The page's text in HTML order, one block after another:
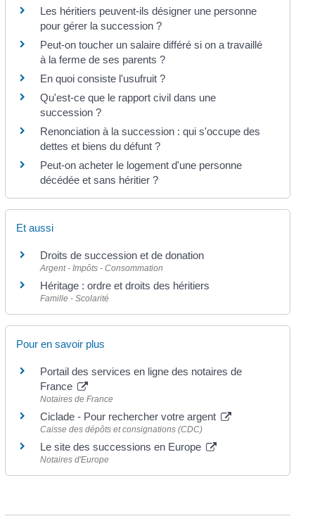
Les héritiers peuvent-ils désigner une personne
pour gérer la succession ?
Peut-on toucher un salaire différé si on a travaillé
à la ferme de ses parents ?
En quoi consiste l'usufruit ?
Qu'est-ce que le rapport civil dans une
succession ?
Renonciation à la succession : qui s'occupe des
dettes et biens du défunt ?
Peut-on acheter le logement d'une personne
décédée et sans héritier ?
Et aussi
Droits de succession et de donation
Argent - Impôts - Consommation
Héritage : ordre et droits des héritiers
Famille - Scolarité
Pour en savoir plus
Portail des services en ligne des notaires de
France
Notaires de France
Ciclade - Pour rechercher votre argent
Caisse des dépôts et consignations (CDC)
Le site des successions en Europe
Notaires d'Europe